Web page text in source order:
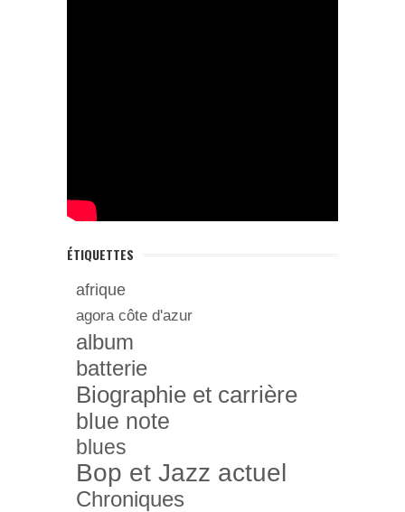
ÉTIQUETTES
afrique
agora côte d'azur
album
batterie
Biographie et carrière
blue note
blues
Bop et Jazz actuel
Chroniques